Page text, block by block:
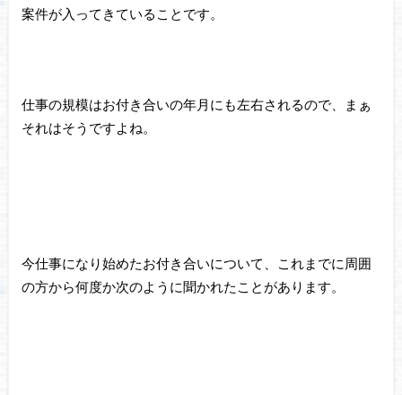
案件が入ってきていることです。
仕事の規模はお付き合いの年月にも左右されるので、まぁ
それはそうですよね。
今仕事になり始めたお付き合いについて、これまでに周囲
の方から何度か次のように聞かれたことがあります。